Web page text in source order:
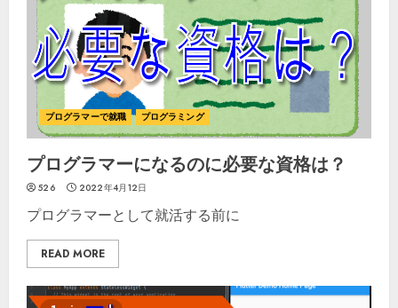
プログラマーで就職 プログラミング
プログラマーになるのに必要な資格は？
526 2022年4月12日
プログラマーとして就活する前に
READ MORE